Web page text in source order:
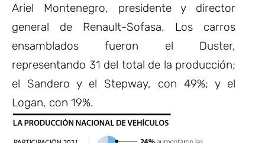
Ariel Montenegro, presidente y director
general de Renault-Sofasa. Los carros
ensamblados fueron el Duster,
representando 31 del total de la producción;
el Sandero y el Stepway, con 49%; y el
Logan, con 19%.